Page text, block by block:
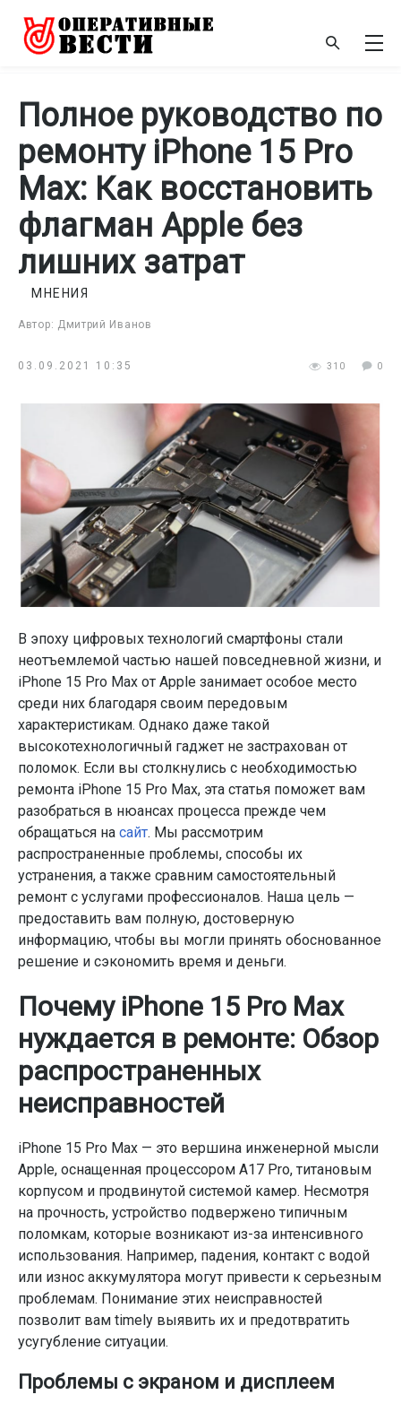
Полное руководство по
ремонту iPhone 15 Pro
Max: Как восстановить
флагман Apple без
лишних затрат
Автор: Дмитрий Иванов
МНЕНИЯ
03.09.2021 10:35 310 0
В эпоху цифровых технологий смартфоны стали
неотъемлемой частью нашей повседневной жизни, и
iPhone 15 Pro Max от Apple занимает особое место
среди них благодаря своим передовым
характеристикам. Однако даже такой
высокотехнологичный гаджет не застрахован от
поломок. Если вы столкнулись с необходимостью
ремонта iPhone 15 Pro Max, эта статья поможет вам
разобраться в нюансах процесса прежде чем
обращаться на сайт. Мы рассмотрим
распространенные проблемы, способы их
устранения, а также сравним самостоятельный
ремонт с услугами профессионалов. Наша цель —
предоставить вам полную, достоверную
информацию, чтобы вы могли принять обоснованное
решение и сэкономить время и деньги.
Почему iPhone 15 Pro Max
нуждается в ремонте: Обзор
распространенных
неисправностей
iPhone 15 Pro Max — это вершина инженерной мысли
Apple, оснащенная процессором A17 Pro, титановым
корпусом и продвинутой системой камер. Несмотря
на прочность, устройство подвержено типичным
поломкам, которые возникают из-за интенсивного
использования. Например, падения, контакт с водой
или износ аккумулятора могут привести к серьезным
проблемам. Понимание этих неисправностей
позволит вам timely выявить их и предотвратить
усугубление ситуации.
Проблемы с экраном и дисплеем